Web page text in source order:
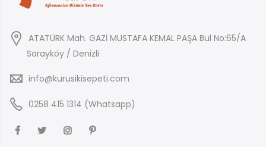
ATATÜRK Mah. GAZİ MUSTAFA KEMAL PAŞA Bul No:65/A
Sarayköy / Denizli
info@kurusikisepeti.com
0258 415 1314 (Whatsapp)